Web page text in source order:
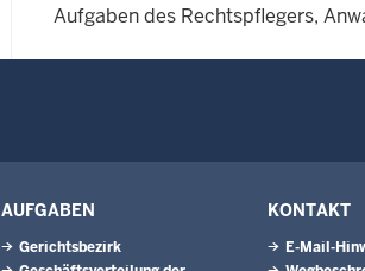
Aufgaben des Rechtspflegers,
AUFGABEN
Gerichtsbezirk
KONTAKT
E-Mail-